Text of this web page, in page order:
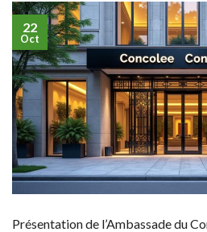
22
Oct
Présentation de l’Ambassade du